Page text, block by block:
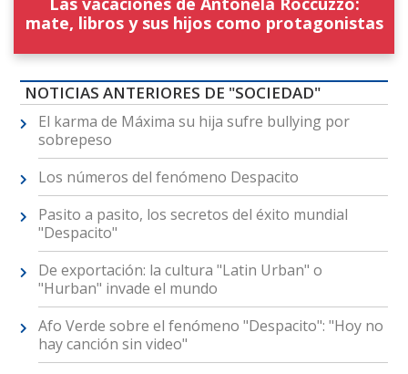
mate, libros y sus hijos como protagonistas
NOTICIAS ANTERIORES DE "SOCIEDAD"
El karma de Máxima su hija sufre bullying por
sobrepeso
Los números del fenómeno Despacito
Pasito a pasito, los secretos del éxito mundial
"Despacito"
De exportación: la cultura "Latin Urban" o
"Hurban" invade el mundo
Afo Verde sobre el fenómeno "Despacito": "Hoy no
hay canción sin video"